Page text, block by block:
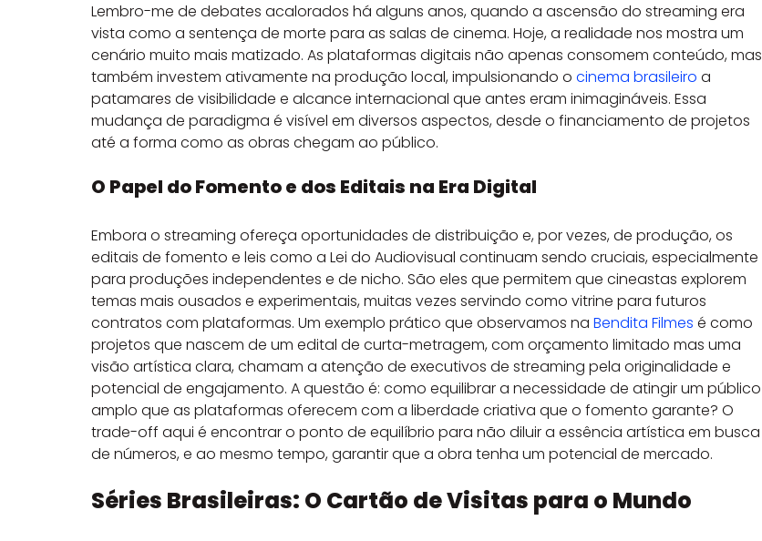
Lembro-me de debates acalorados há alguns anos, quando a ascensão do streaming era
vista como a sentença de morte para as salas de cinema. Hoje, a realidade nos mostra um
cenário muito mais matizado. As plataformas digitais não apenas consomem conteúdo, mas
também investem ativamente na produção local, impulsionando o cinema brasileiro a
patamares de visibilidade e alcance internacional que antes eram inimagináveis. Essa
mudança de paradigma é visível em diversos aspectos, desde o financiamento de projetos
até a forma como as obras chegam ao público.
O Papel do Fomento e dos Editais na Era Digital
Embora o streaming ofereça oportunidades de distribuição e, por vezes, de produção, os
editais de fomento e leis como a Lei do Audiovisual continuam sendo cruciais, especialmente
para produções independentes e de nicho. São eles que permitem que cineastas explorem
temas mais ousados e experimentais, muitas vezes servindo como vitrine para futuros
contratos com plataformas. Um exemplo prático que observamos na Bendita Filmes é como
projetos que nascem de um edital de curta-metragem, com orçamento limitado mas uma
visão artística clara, chamam a atenção de executivos de streaming pela originalidade e
potencial de engajamento. A questão é: como equilibrar a necessidade de atingir um público
amplo que as plataformas oferecem com a liberdade criativa que o fomento garante? O
trade-off aqui é encontrar o ponto de equilíbrio para não diluir a essência artística em busca
de números, e ao mesmo tempo, garantir que a obra tenha um potencial de mercado.
Séries Brasileiras: O Cartão de Visitas para o Mundo